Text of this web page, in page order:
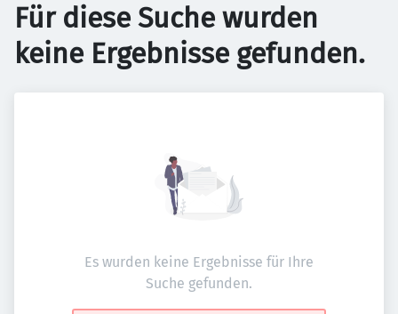
Für diese Suche wurden
keine Ergebnisse gefunden.
Es wurden keine Ergebnisse für Ihre
Suche gefunden.